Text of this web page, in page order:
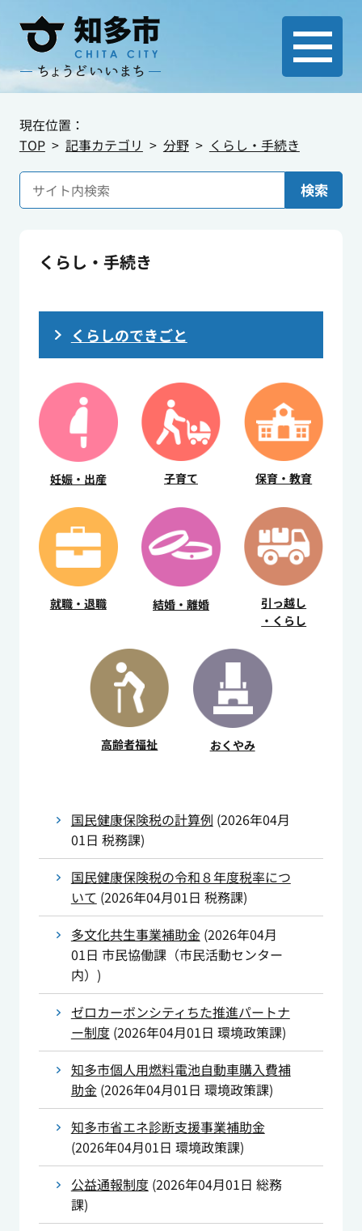
現在位置：
TOP
記事カテゴリ 分野 くらし・手続き
検索
くらし・手続き
くらしのできごと
妊娠・出産 子育て 保育・教育
就職・退職 結婚・離婚
引っ越し
・くらし
高齢者福祉 おくやみ
国民健康保険税の計算例 (2026年04月
01日 税務課)
国民健康保険税の令和８年度税率につ
いて (2026年04月01日 税務課)
多文化共生事業補助金(2026年04月
01日 市民協働課（市民活動センター
内） )
ゼロカーボンシティちた推進パートナ
ー制度 (2026年04月01日 環境政策課)
知多市個人用燃料電池自動車購入費補
助金(2026年04月01日 環境政策課)
知多市省エネ診断支援事業補助金
(2026年04月01日 環境政策課)
公益通報制度 (2026年04月01日 総務
課)